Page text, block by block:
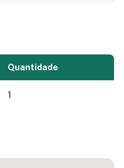
Quantidade
1